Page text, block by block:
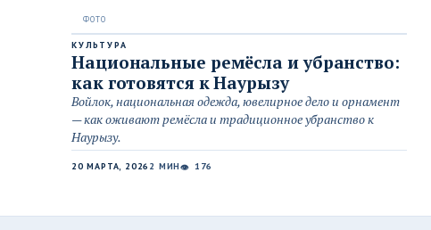
КУЛЬТУРА
Национальные ремёсла и убранство:
как готовятся к Наурызу
Войлок, национальная одежда, ювелирное дело и орнамент
— как оживают ремёсла и традиционное убранство к
Наурызу.
20 МАРТА, 2026 2 МИН👁 176